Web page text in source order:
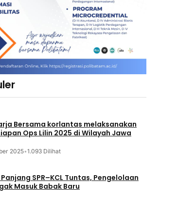
Bersama korlantas melaksanakan
Ops Lilin 2025 di Wilayah Jawa
2025•1.093 Dilihat
SPR–KCL Tuntas, Pengelolaan
Masuk Babak Baru